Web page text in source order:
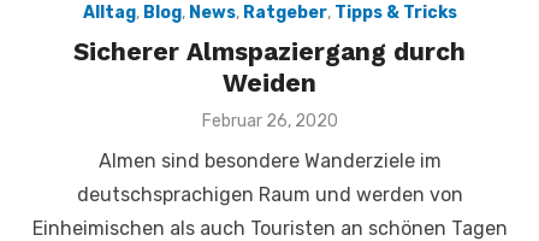
Alltag, Blog, News, Ratgeber, Tipps & Tricks
Sicherer Almspaziergang durch
Weiden
Veröffentlicht
Februar 26, 2020
Almen sind besondere Wanderziele im
deutschsprachigen Raum und werden von
Einheimischen als auch Touristen an schönen Tagen